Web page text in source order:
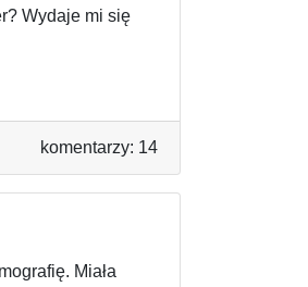
Wydaje mi się
komentarzy: 14
Miała